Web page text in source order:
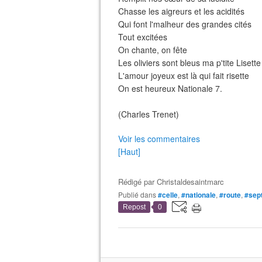
Chasse les aigreurs et les acidités
Qui font l'malheur des grandes cités
Tout excitées
On chante, on fête
Les oliviers sont bleus ma p'tite Lisette
L'amour joyeux est là qui fait risette
On est heureux Nationale 7.
(Charles Trenet)
Voir les commentaires
[Haut]
Rédigé parChristaldesaintmarc
Publié dans#celle, #nationale, #route,
Repost 0